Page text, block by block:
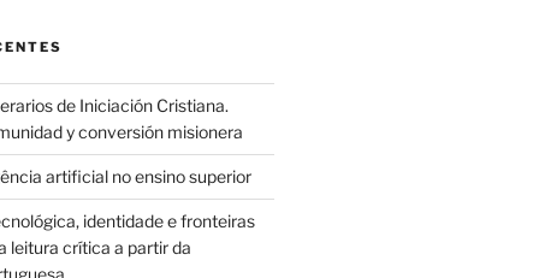
de Iniciación Cristiana.
y conversión misionera
artificial no ensino superior
identidade e fronteiras
leitura crítica a partir da